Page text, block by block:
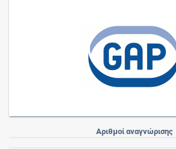
Αριθμοί αναγνώρισης